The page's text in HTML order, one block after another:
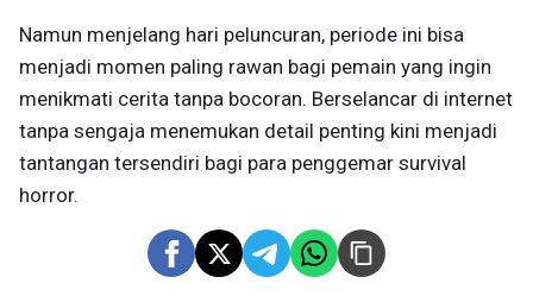
Namun menjelang hari peluncuran, periode ini bisa
menjadi momen paling rawan bagi pemain yang ingin
menikmati cerita tanpa bocoran. Berselancar di internet
tanpa sengaja menemukan detail penting kini menjadi
tantangan tersendiri bagi para penggemar survival
horror.